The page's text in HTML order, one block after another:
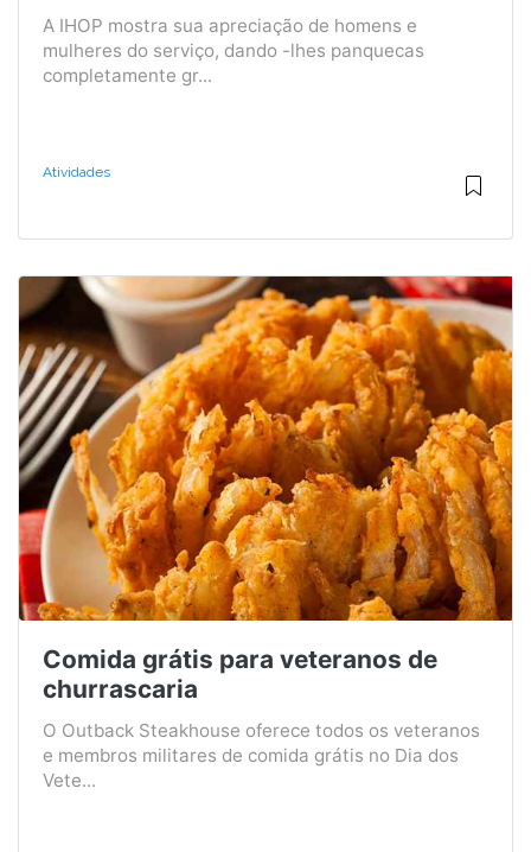
A IHOP mostra sua apreciação de homens e
mulheres do serviço, dando -lhes panquecas
completamente gr...
Atividades
Comida grátis para veteranos de
churrascaria
O Outback Steakhouse oferece todos os veteranos
e membros militares de comida grátis no Dia dos
Vete...